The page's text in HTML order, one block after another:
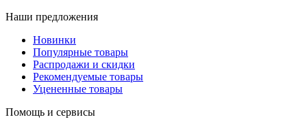
Наши предложения
Новинки
Популярные товары
Распродажи и скидки
Рекомендуемые товары
Уцененные товары
Помощь и сервисы